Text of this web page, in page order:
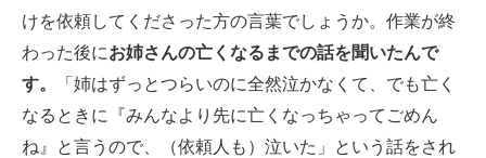
けを依頼してくださった方の言葉でしょうか。作業が終
わった後にお姉さんの亡くなるまでの話を聞いたんで
す。
「姉はずっとつらいのに全然泣かなくて、でも亡く
なるときに『みんなより先に亡くなっちゃってごめん
ね』と言うので、（依頼人も）泣いた」という話をされ